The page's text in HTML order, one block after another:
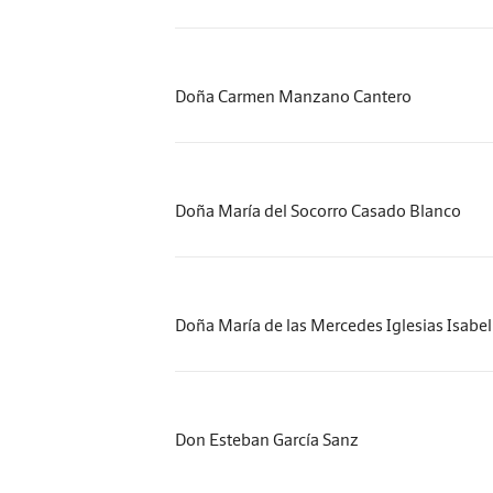
Doña Carmen Manzano Cantero
Doña María del Socorro Casado Blanco
Doña María de las Mercedes Iglesias Isabel
Don Esteban García Sanz